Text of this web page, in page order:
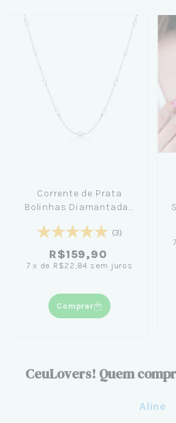
Corrente de Prata
Bolinhas Diamantadas
(3)
R$159,90
7 x de R$22,84 sem juros
Comprar
7
CeuLovers! Quem
Aline